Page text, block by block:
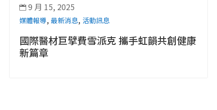
媒體報導, 最新消息, 活動訊息
國際醫材巨擘費雪派克 攜手虹韻共創健康
新篇章
 9 月 15, 2025